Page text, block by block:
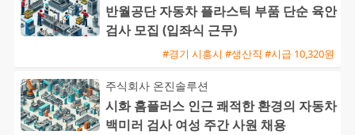
반월공단 자동차 플라스틱 부품 단순 육안
검사 모집 (입좌식 근무)
#경기 시흥시 #생산직 #시급 10,320원
주식회사 온진솔루션
시화 홈플러스 인근 쾌적한 환경의 자동차
백미러 검사 여성 주간 사원 채용